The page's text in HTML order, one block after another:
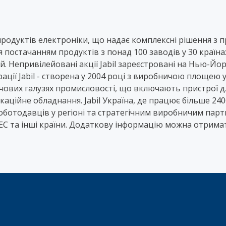
електроніки, що надає комплексні рішення з
продуктів з понад 100 заводів у 30
Непривілейовані акції Jabil зареєстровані на Нью-
Jabil - створена у 2004 році з виробничою площею у
галузях промисловості, що включають пристрої
обладнання. Jabil Україна, де працює більше
у регіоні та стратегічним виробничим
та інші країни. Додаткову інформацію можна